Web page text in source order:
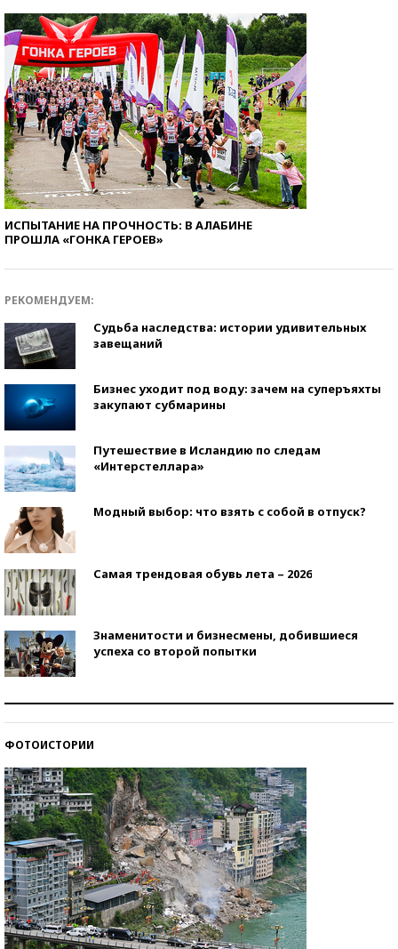
ИСПЫТАНИЕ НА ПРОЧНОСТЬ: В АЛАБИНЕ
ПРОШЛА «ГОНКА ГЕРОЕВ»
РЕКОМЕНДУЕМ:
Судьба наследства: истории удивительных
завещаний
Бизнес уходит под воду: зачем на суперъяхты
закупают субмарины
Путешествие в Исландию по следам
«Интерстеллара»
Модный выбор: что взять с собой в отпуск?
Самая трендовая обувь лета – 2026
Знаменитости и бизнесмены, добившиеся
успеха со второй попытки
ФОТОИСТОРИИ